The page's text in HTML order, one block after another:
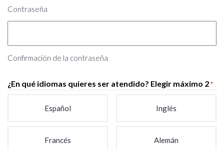
Contraseña
Confirmación de la contraseña
¿En qué idiomas quieres ser atendido? Elegir máximo 2 *
Español Inglés
Francés Alemán